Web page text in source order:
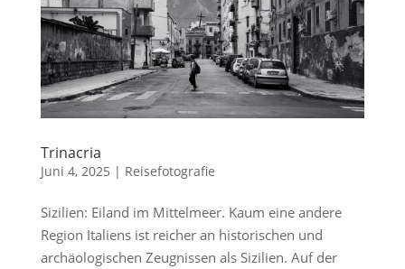
Trinacria
Juni 4, 2025 | Reisefotografie
Sizilien: Eiland im Mittelmeer. Kaum eine andere
Region Italiens ist reicher an historischen und
archäologischen Zeugnissen als Sizilien. Auf der